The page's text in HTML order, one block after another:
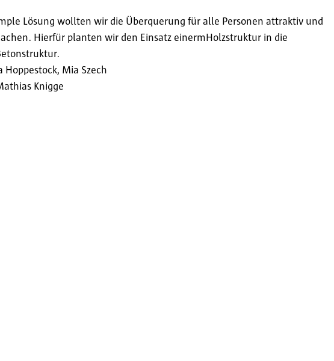
Lösung wollten wir die Überquerung für alle Personen attraktiv und
Hierfür planten wir den Einsatz einermHolzstruktur in die
Hoppestock, Mia Szech
Knigge